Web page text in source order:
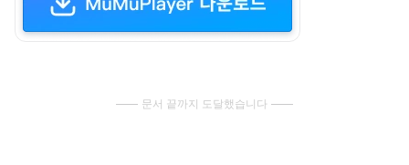
문서 끝까지 도달했습니다